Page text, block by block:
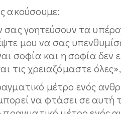
ακούσουμε:
σας γοητεύσουν τα
μου να σας
σοφία και η σοφία
τις χρειαζόμαστε
μέτρο ενός
να φτάσει σε αυτή